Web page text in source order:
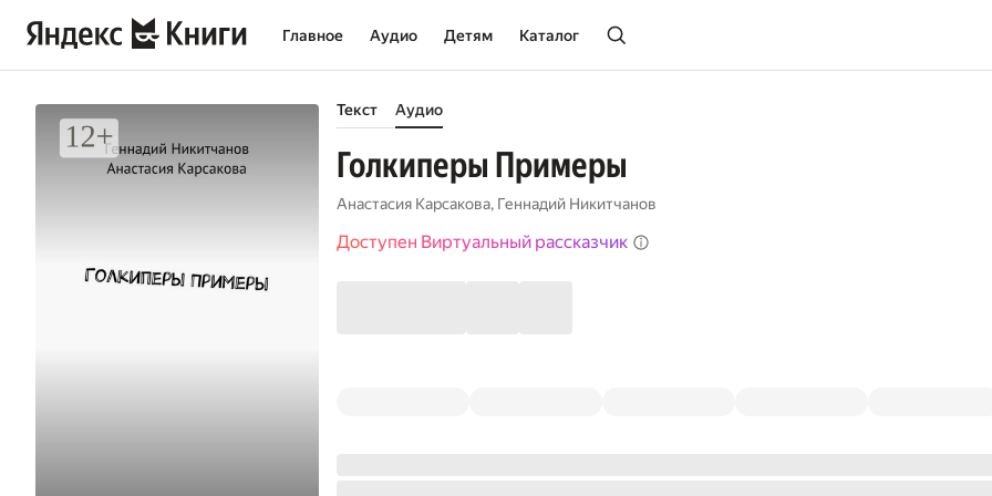
Главное Аудио Детям Каталог
Текст Аудио
Голкиперы Примеры
Анастасия Карсакова, Геннадий Никитчанов
Доступен Виртуальный рассказчик